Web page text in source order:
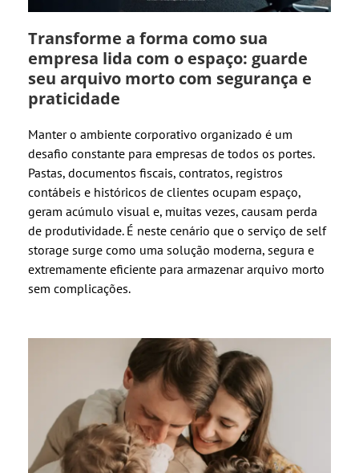
Transforme a forma como sua
empresa lida com o espaço: guarde
seu arquivo morto com segurança e
praticidade
Manter o ambiente corporativo organizado é um
desafio constante para empresas de todos os portes.
Pastas, documentos fiscais, contratos, registros
contábeis e históricos de clientes ocupam espaço,
geram acúmulo visual e, muitas vezes, causam perda
de produtividade. É neste cenário que o serviço de self
storage surge como uma solução moderna, segura e
extremamente eficiente para armazenar arquivo morto
sem complicações.